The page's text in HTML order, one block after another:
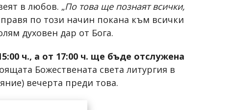
в любов. „По това ще познаят всички,
по този начин покана към всички
духовен дар от Бога.
ч., а от 17:00 ч. ще бъде отслужена
Божествената света литургия в
вечерта преди това.